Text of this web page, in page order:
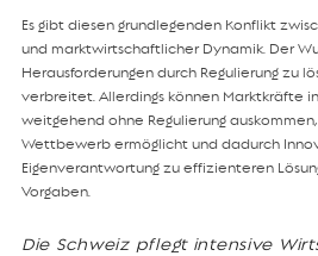
Es gibt diesen grundlegenden Konflikt
und marktwirtschaftlicher Dynamik. Der
Herausforderungen durch Regulierung zu
verbreitet. Allerdings können Marktkräfte
weitgehend ohne Regulierung
Wettbewerb ermöglicht und dadurch
Eigenverantwortung zu effizienteren
Vorgaben.
Die Schweiz pflegt intensive